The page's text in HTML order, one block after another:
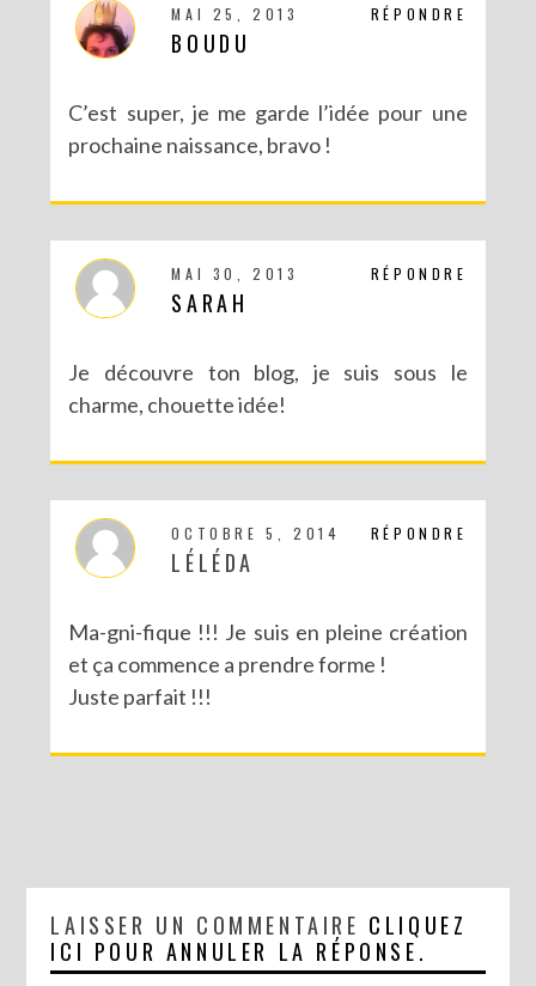
RÉPONDRE
MAI 25, 2013
BOUDU
C’est super, je me garde l’idée pour une
prochaine naissance, bravo !
RÉPONDRE
MAI 30, 2013
SARAH
Je découvre ton blog, je suis sous le
charme, chouette idée!
RÉPONDRE
OCTOBRE 5, 2014
LÉLÉDA
Ma-gni-fique !!! Je suis en pleine création
et ça commence a prendre forme !
Juste parfait !!!
LAISSER UN COMMENTAIRE CLIQUEZ
ICI POUR ANNULER LA RÉPONSE.